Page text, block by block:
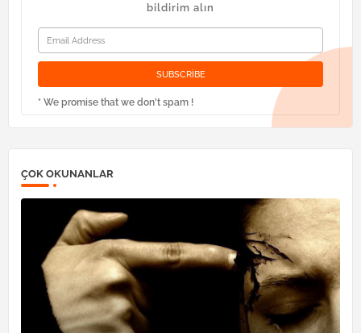
bildirim alın
* We promise that we don't spam !
ÇOK OKUNANLAR